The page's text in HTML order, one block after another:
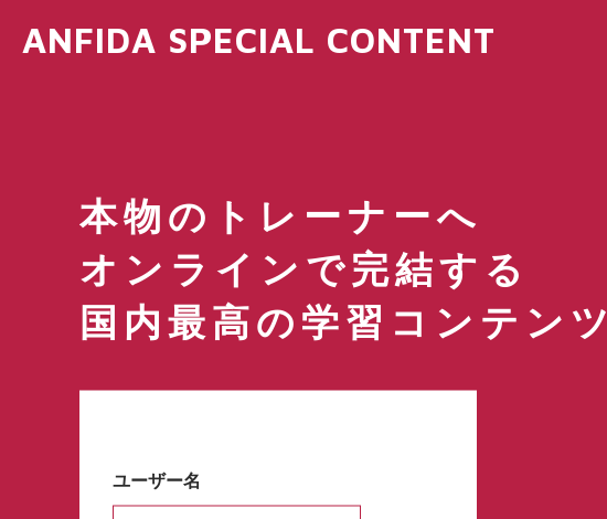
ANFIDA SPECIAL CONTENT
本物のトレーナーへ
オンラインで完結する
国内最高の学習コンテンツ
ユーザー名